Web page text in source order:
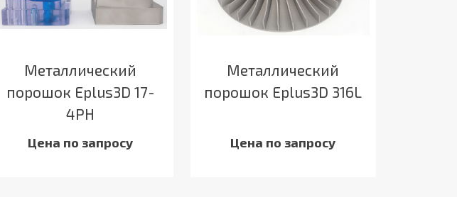
Металлический
порошок Eplus3D 17-
4PH
Цена по запросу
Металлический
порошок Eplus3D 316L
Цена по запросу